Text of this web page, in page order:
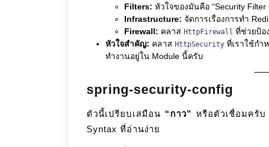
Filters: หัวใจของมันคือ “Security Filter
Infrastructure: จัดการเรื่องการทำ
Firewall: คลาส HttpFirewall ที่ช่วยป้อ
หัวใจสำคัญ: คลาส HttpSecurity ที่เราใช้กำ
ทำงานอยู่ใน Module นี้ครับ
spring-security-config
ตัวนี้เปรียบเสมือน “กาว” หรือตัวเชื่อมครับ
Syntax ที่อ่านง่าย